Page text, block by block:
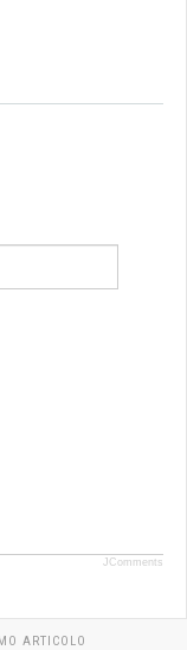
JComments
ARTICOLO